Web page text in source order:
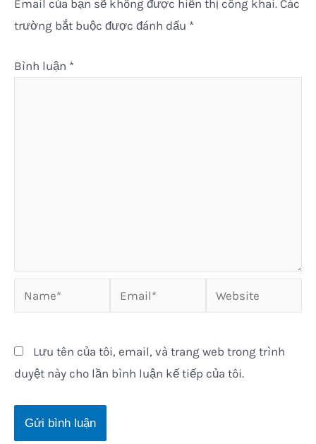
Email của bạn sẽ không được hiển thị công khai. Các
trường bắt buộc được đánh dấu *
Bình luận *
Name* Email* Website
Lưu tên của tôi, email, và trang web trong trình
duyệt này cho lần bình luận kế tiếp của tôi.